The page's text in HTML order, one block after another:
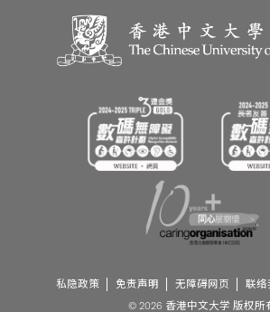
私隐政策 免责声明 无障碍网页 联络
© 2026 香港中文大学 版权所